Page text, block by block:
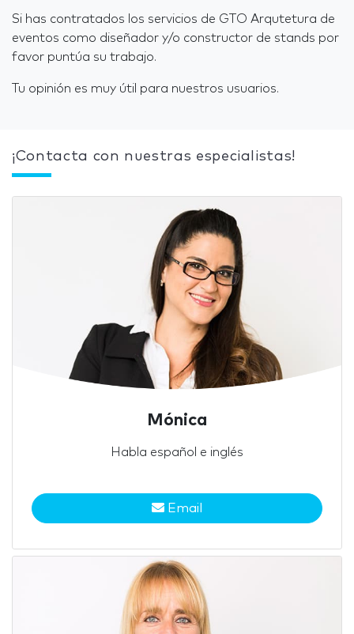
Si has contratados los servicios de GTO Arqutetura de
eventos como diseñador y/o constructor de stands por
favor puntúa su trabajo.
Tu opinión es muy útil para nuestros usuarios.
¡Contacta con nuestras especialistas!
Mónica
Habla español e inglés
Email